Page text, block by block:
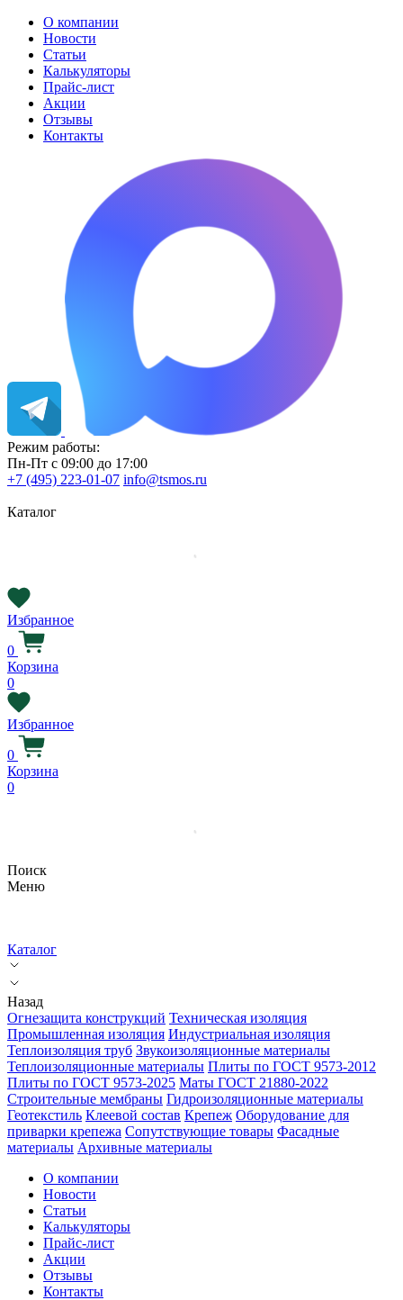
О компании
Новости
Статьи
Калькуляторы
Прайс-лист
Акции
Отзывы
Контакты
Режим работы:
Пн-Пт с 09:00 до 17:00
+7 (495) 223-01-07 info@tsmos.ru
Каталог
Избранное
0
Корзина
0
Избранное
0
Корзина
0
Поиск
Меню
Каталог
Назад
Огнезащита конструкций Техническая изоляция
Промышленная изоляция Индустриальная изоляция
Теплоизоляция труб Звукоизоляционные материалы
Теплоизоляционные материалы Плиты по ГОСТ 9573-2012
Плиты по ГОСТ 9573-2025 Маты ГОСТ 21880-2022
Строительные мембраны Гидроизоляционные материалы
Геотекстиль Клеевой состав Крепеж Оборудование для
приварки крепежа Сопутствующие товары Фасадные
материалы Архивные материалы
О компании
Новости
Статьи
Калькуляторы
Прайс-лист
Акции
Отзывы
Контакты